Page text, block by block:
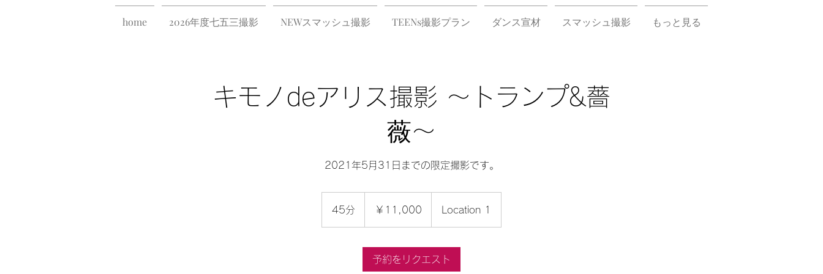
home 2026年度七五三撮影 NEWスマッシュ撮影 TEENs撮影プラン ダンス宣材 スマッシュ撮影 もっと見る
キモノdeアリス撮影 〜トランプ&薔
薇〜
2021年5月31日までの限定撮影です。
45分 ￥11,000 Location 1
予約をリクエスト